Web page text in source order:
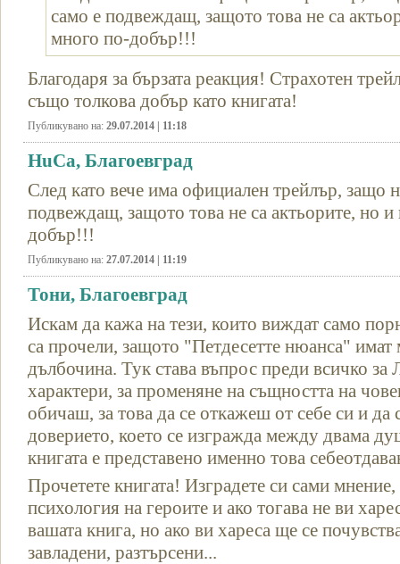
само е подвеждащ, защото това не са
много по-добър!!!
Благодаря за бързата реакция! Страхотен
също толкова добър като книгата!
Публикувано на: 29.07.2014 | 11:18
HuCa, Благоевград
След като вече има официален трейлър, защо
подвеждащ, защото това не са актьорите, но
добър!!!
Публикувано на: 27.07.2014 | 11:19
Тони, Благоевград
Искам да кажа на тези, които виждат само
са прочели, защото "Петдесетте нюанса"
дълбочина. Тук става въпрос преди всичко за
характери, за променяне на същността на
обичаш, за това да се откажеш от себе си и да
доверието, което се изгражда между двама
книгата е представено именно това
Прочетете книгата! Изградете си сами
психология на героите и ако тогава не ви
вашата книга, но ако ви хареса ще се
завладени, разтърсени...